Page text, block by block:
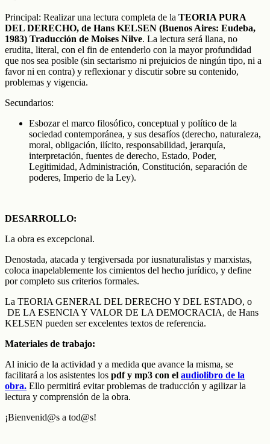
Principal: Realizar una lectura completa de la TEORIA PURA
DEL DERECHO, de Hans KELSEN (Buenos Aires: Eudeba,
1983) Traducción de Moises Nilve. La lectura será llana, no
erudita, literal, con el fin de entenderlo con la mayor profundidad
que nos sea posible (sin sectarismo ni prejuicios de ningún tipo, ni a
favor ni en contra) y reflexionar y discutir sobre su contenido,
problemas y vigencia.
Secundarios:
Esbozar el marco filosófico, conceptual y político de la
sociedad contemporánea, y sus desafíos (derecho, naturaleza,
moral, obligación, ilícito, responsabilidad, jerarquía,
interpretación, fuentes de derecho, Estado, Poder,
Legitimidad, Administración, Constitución, separación de
poderes, Imperio de la Ley).
DESARROLLO:
La obra es excepcional.
Denostada, atacada y tergiversada por iusnaturalistas y marxistas,
coloca inapelablemente los cimientos del hecho jurídico, y define
por completo sus criterios formales.
La TEORIA GENERAL DEL DERECHO Y DEL ESTADO, o
DE LA ESENCIA Y VALOR DE LA DEMOCRACIA, de Hans
KELSEN pueden ser excelentes textos de referencia.
Materiales de trabajo:
Al inicio de la actividad y a medida que avance la misma, se
facilitará a los asistentes los pdf y mp3 con el audiolibro de la
obra. Ello permitirá evitar problemas de traducción y agilizar la
lectura y comprensión de la obra.
¡Bienvenid@s a tod@s!